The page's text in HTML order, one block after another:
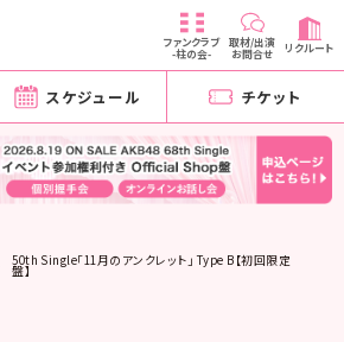
ファンクラブ
-柱の会-
取材/出演
お問合せ リクルート
スケジュール チケット
50th Single「11月のアンクレット」 Type B【初回限定
盤】